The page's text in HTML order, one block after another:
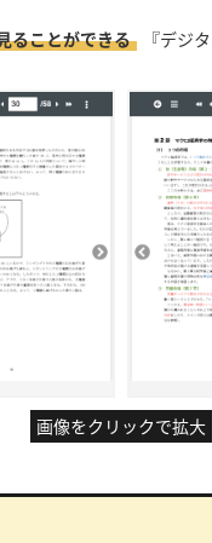
ることができる 『デジ
画像をクリックで拡大